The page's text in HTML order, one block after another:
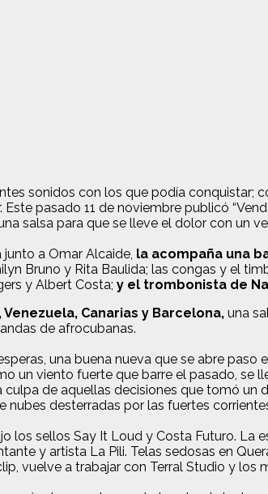
sonidos con los que podía conquistar;
pasado 11 de noviembre publicó
salsa para que se lleve el dolor con un
junto a Omar Alcaide, la acompaña una
Bruno y Rita Baulida; las congas y el
y Albert Costa; y el trombonista de
Canarias y Barcelona, una
de afrocubanas.
una buena nueva que se abre
un viento fuerte que barre el pasado, se
de aquellas decisiones que tomó un
desterradas por las fuertes
los sellos Say It Loud y Costa Futuro.
y artista La Pili. Telas sedosas en
vuelve a trabajar con Terral Studio y